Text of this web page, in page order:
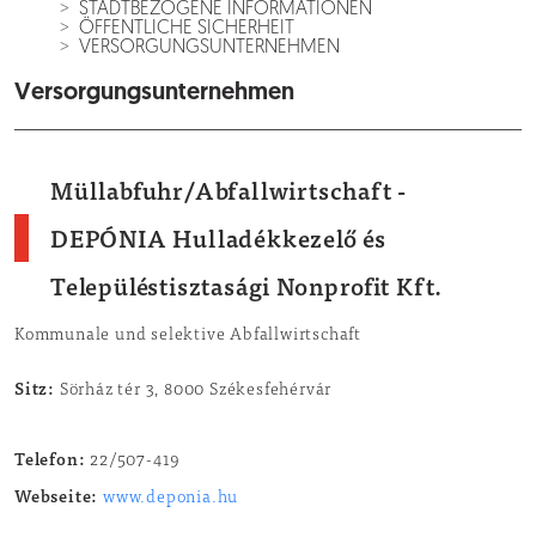
STADTBEZOGENE INFORMATIONEN
ÖFFENTLICHE SICHERHEIT
VERSORGUNGSUNTERNEHMEN
Versorgungsunternehmen
Müllabfuhr/Abfallwirtschaft -
DEPÓNIA Hulladékkezelő és
Településtisztasági Nonprofit Kft.
Kommunale und selektive Abfallwirtschaft
Sitz: Sörház tér 3, 8000 Székesfehérvár
Telefon: 22/507-419
Webseite: www.deponia.hu